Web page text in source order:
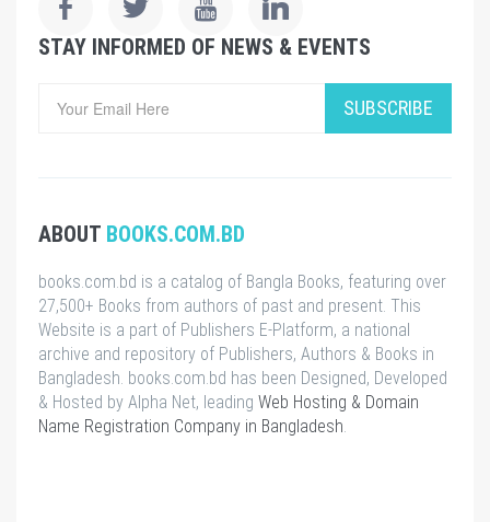
STAY INFORMED OF NEWS & EVENTS
SUBSCRIBE
ABOUT BOOKS.COM.BD
books.com.bd is a catalog of Bangla Books, featuring over
27,500+ Books from authors of past and present. This
Website is a part of Publishers E-Platform, a national
archive and repository of Publishers, Authors & Books in
Bangladesh. books.com.bd has been Designed, Developed
& Hosted by Alpha Net, leading Web Hosting & Domain
Name Registration Company in Bangladesh